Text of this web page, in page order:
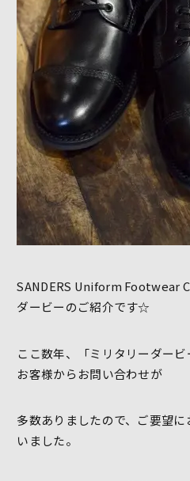
SANDERS Uniform Footwear
ダービーのご紹介です☆
ここ数年、「ミリタリーダー
お客様からお問い合わせが
多数ありましたので、ご要望
いました。